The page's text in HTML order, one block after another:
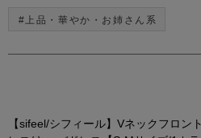
#上品・華やか・お姉さん系